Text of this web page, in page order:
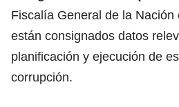
Fiscalía General de la Nación
están consignados datos
planificación y ejecución de
corrupción.